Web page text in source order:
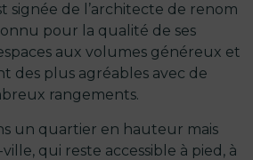
signée de l’architecte de renom
pour la qualité de ses
aux volumes généreux et
des plus agréables avec de
rangements.
un quartier en hauteur mais
qui reste accessible à pied, à